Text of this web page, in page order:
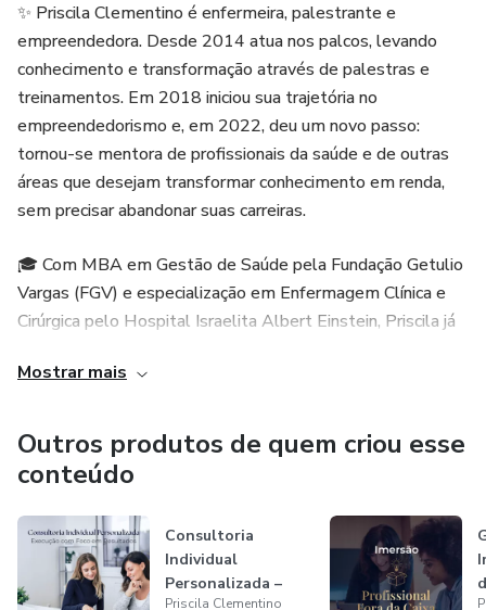
Ideal para profissionais da saúde que já empreendem ou
desejam empreender e querem utilizar o digital e as redes
sociais para potencializar seus ganhos, ampliar
oportunidades e construir uma carreira com mais
autonomia, reconhecimento e impacto.
Cada encontro traz um novo tema estratégico para apoiar
profissional.
✨ Priscila Clementino é enfermeira, palestrante e
empreendedora. Desde 2014 atua nos palcos, levando
conhecimento e transformação através de palestras e
treinamentos. Em 2018 iniciou sua trajetória no
empreendedorismo e, em 2022, deu um novo passo:
tornou-se mentora de profissionais da saúde e de outras
áreas que desejam transformar conhecimento em renda,
sem precisar abandonar suas carreiras.
🎓 Com MBA em Gestão de Saúde pela Fundação Getulio
Vargas (FGV) e especialização em Enfermagem Clínica e
Cirúrgica pelo Hospital Israelita Albert Einstein, Priscila já
uma trajetória sólida no mercado.
🚀 Sua metodologia prática e validada já lhe permitiu
faturar múltiplos 6 dígitos apenas compartilhando seu
conhecimento, e hoje ela ensina seus mentorados a
alcançarem os mesmos resultados: criar novas fontes de
renda, conquistar reconhecimento e viver com mais
qualidade de vida.
Mostrar mais
Outros produtos de quem criou esse
conteúdo
Consultoria
Individual
Personalizada –
Priscila Clementino